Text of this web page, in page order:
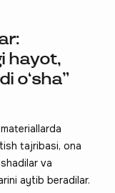
hayot,
o‘sha”
tajribasi, ona
va
aytib beradilar.